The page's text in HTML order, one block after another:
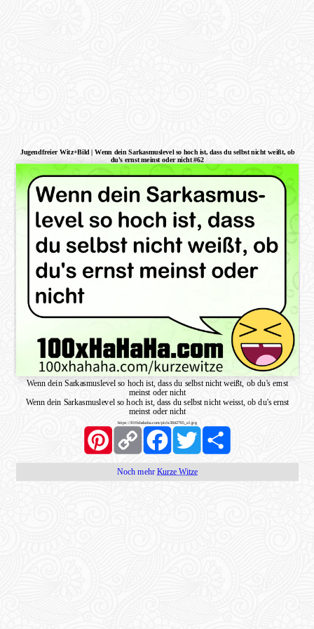
Jugendfreier Witz+Bild | Wenn dein Sarkasmuslevel so hoch ist, dass du selbst nicht weißt, ob
du's ernst meinst oder nicht #62
Wenn dein Sarkasmuslevel so hoch ist, dass du selbst nicht weißt, ob du's ernst
meinst oder nicht
Wenn dein Sarkasmuslevel so hoch ist, dass du selbst nicht weisst, ob du's ernst
meinst oder nicht
https://100xhahaha.com/pic!a3842765_sf.jpg
PinterestCopy
Link
FacebookTwitter Share
Noch mehr Kurze Witze